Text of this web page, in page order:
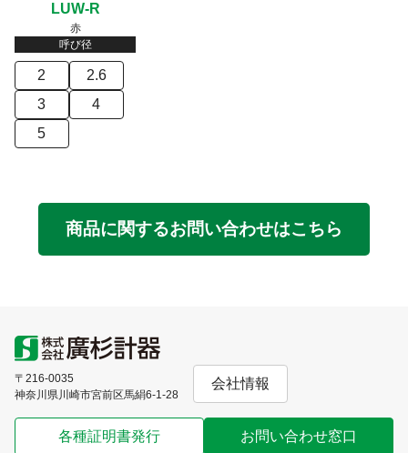
LUW-R
赤
呼び径
2
2.6
3
4
5
商品に関するお問い合わせはこちら
〒216-0035
神奈川県川崎市宮前区馬絹6-1-28
会社情報
各種証明書発行 お問い合わせ窓口